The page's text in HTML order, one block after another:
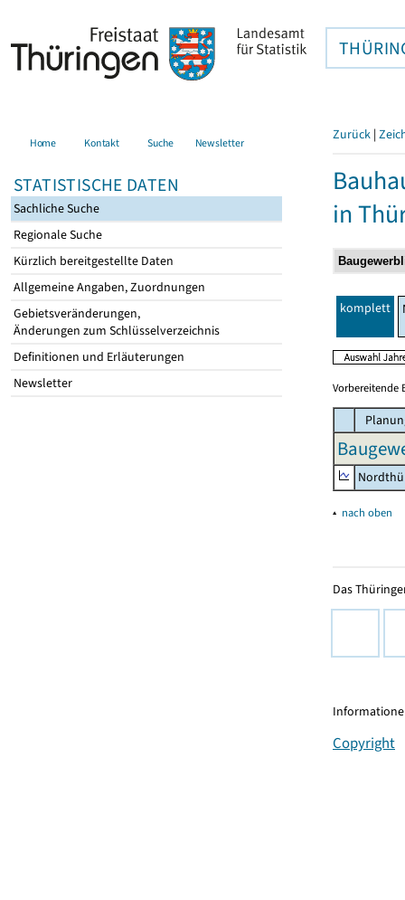
Home Kontakt Suche Newsletter
STATISTISCHE DATEN
Sachliche Suche
Regionale Suche
Kürzlich bereitgestellte Daten
Allgemeine Angaben, Zuordnungen
Gebietsveränderungen,
Änderungen zum Schlüsselverzeichnis
Definitionen und Erläuterungen
Newsletter
Zurück |
in
komplett
Vorbereitende
▴ nach oben
Das
Copyright